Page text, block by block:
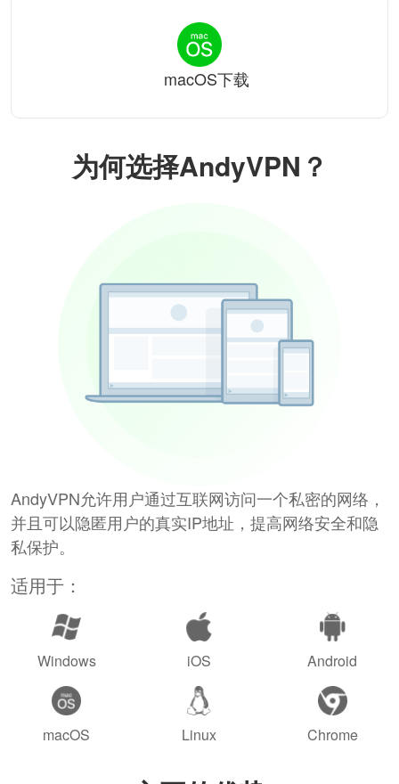
为何选择AndyVPN？
AndyVPN允许用户通过互联网访问一个私密的网络，
并且可以隐匿用户的真实IP地址，提高网络安全和隐
私保护。
适用于：
Windows iOS Android
macOS Linux Chrome
macOS下载